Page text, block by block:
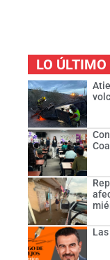
LO ÚLTIMO